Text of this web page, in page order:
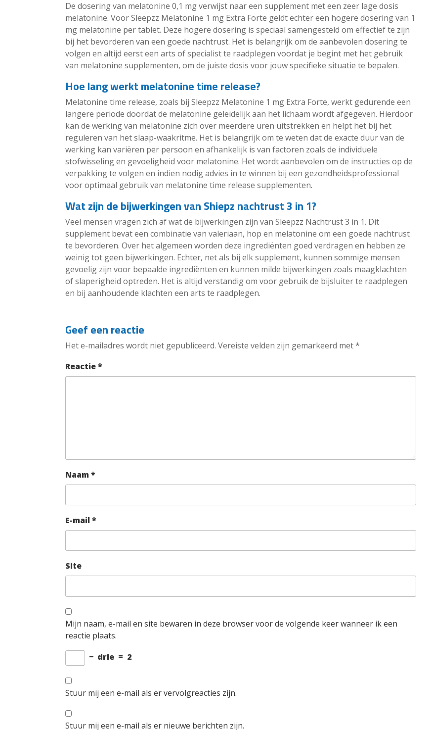
De dosering van melatonine 0,1 mg verwijst naar een supplement met een zeer lage dosis
melatonine. Voor Sleepzz Melatonine 1 mg Extra Forte geldt echter een hogere dosering van 1
mg melatonine per tablet. Deze hogere dosering is speciaal samengesteld om effectief te zijn
bij het bevorderen van een goede nachtrust. Het is belangrijk om de aanbevolen dosering te
volgen en altijd eerst een arts of specialist te raadplegen voordat je begint met het gebruik
van melatonine supplementen, om de juiste dosis voor jouw specifieke situatie te bepalen.
Hoe lang werkt melatonine time release?
Melatonine time release, zoals bij Sleepzz Melatonine 1 mg Extra Forte, werkt gedurende een
langere periode doordat de melatonine geleidelijk aan het lichaam wordt afgegeven. Hierdoor
kan de werking van melatonine zich over meerdere uren uitstrekken en helpt het bij het
reguleren van het slaap-waakritme. Het is belangrijk om te weten dat de exacte duur van de
werking kan variëren per persoon en afhankelijk is van factoren zoals de individuele
stofwisseling en gevoeligheid voor melatonine. Het wordt aanbevolen om de instructies op de
verpakking te volgen en indien nodig advies in te winnen bij een gezondheidsprofessional
voor optimaal gebruik van melatonine time release supplementen.
Wat zijn de bijwerkingen van Shiepz nachtrust 3 in 1?
Veel mensen vragen zich af wat de bijwerkingen zijn van Sleepzz Nachtrust 3 in 1. Dit
supplement bevat een combinatie van valeriaan, hop en melatonine om een goede nachtrust
te bevorderen. Over het algemeen worden deze ingrediënten goed verdragen en hebben ze
weinig tot geen bijwerkingen. Echter, net als bij elk supplement, kunnen sommige mensen
gevoelig zijn voor bepaalde ingrediënten en kunnen milde bijwerkingen zoals maagklachten
of slaperigheid optreden. Het is altijd verstandig om voor gebruik de bijsluiter te raadplegen
en bij aanhoudende klachten een arts te raadplegen.
Geef een reactie
Het e-mailadres wordt niet gepubliceerd. Vereiste velden zijn gemarkeerd met*
Reactie*
Naam *
E-mail *
Site
Mijn naam, e-mail en site bewaren in deze browser voor de volgende keer wanneer ik een
reactie plaats.
− drie = 2
Stuur mij een e-mail als er vervolgreacties zijn.
Stuur mij een e-mail als er nieuwe berichten zijn.